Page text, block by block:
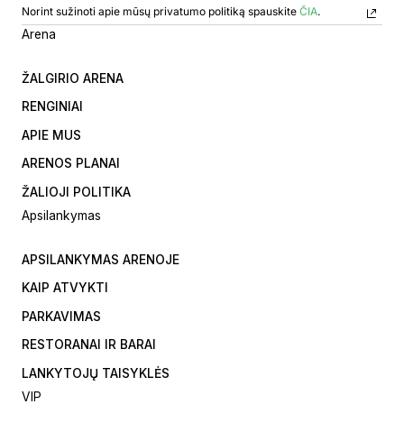
Norint sužinoti apie mūsų privatumo politiką spauskite ČIA.
Arena
ŽALGIRIO ARENA
RENGINIAI
APIE MUS
ARENOS PLANAI
ŽALIOJI POLITIKA
Apsilankymas
APSILANKYMAS ARENOJE
KAIP ATVYKTI
PARKAVIMAS
RESTORANAI IR BARAI
LANKYTOJŲ TAISYKLĖS
VIP